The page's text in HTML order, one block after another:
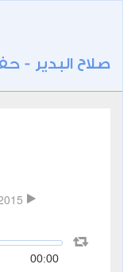
صلاح البدير
00:00